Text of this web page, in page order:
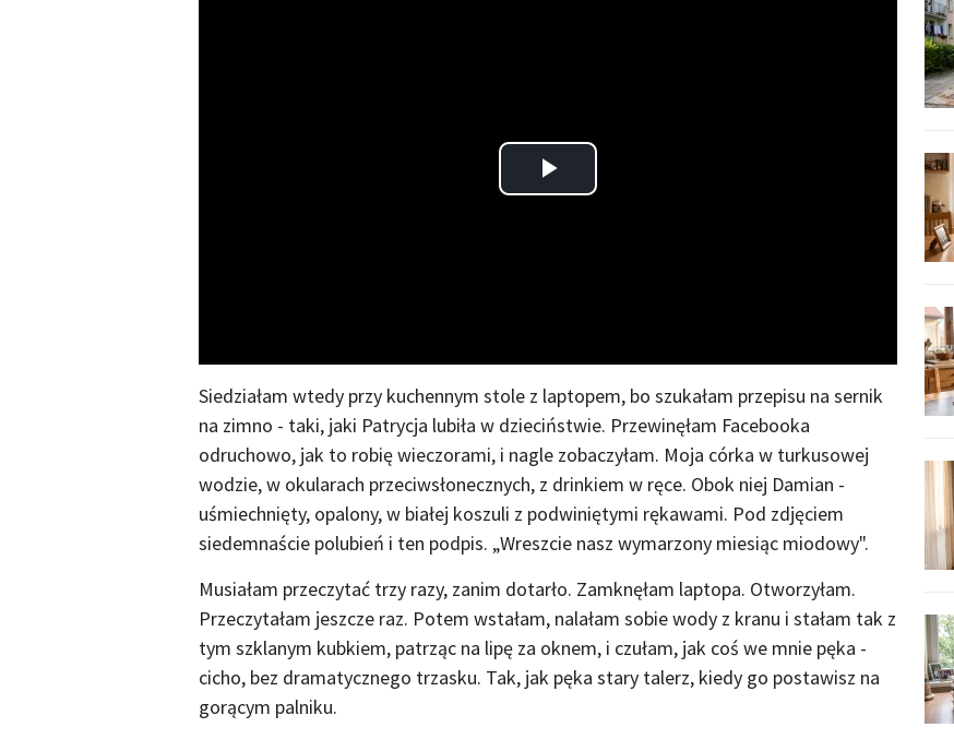
Play
Siedziałam wtedy przy kuchennym stole z laptopem, bo szukałam przepisu na sernik
na zimno - taki, jaki Patrycja lubiła w dzieciństwie. Przewinęłam Facebooka
odruchowo, jak to robię wieczorami, i nagle zobaczyłam. Moja córka w turkusowej
wodzie, w okularach przeciwsłonecznych, z drinkiem w ręce. Obok niej Damian -
uśmiechnięty, opalony, w białej koszuli z podwiniętymi rękawami. Pod zdjęciem
siedemnaście polubień i ten podpis. „Wreszcie nasz wymarzony miesiąc miodowy".
Musiałam przeczytać trzy razy, zanim dotarło. Zamknęłam laptopa. Otworzyłam.
Przeczytałam jeszcze raz. Potem wstałam, nalałam sobie wody z kranu i stałam tak z
tym szklanym kubkiem, patrząc na lipę za oknem, i czułam, jak coś we mnie pęka -
cicho, bez dramatycznego trzasku. Tak, jak pęka stary talerz, kiedy go postawisz na
gorącym palniku.